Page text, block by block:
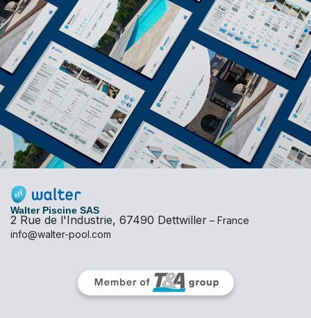
Walter Piscine SAS
2 Rue de l'Industrie, 67490 Dettwiller – France
info@walter-pool.com